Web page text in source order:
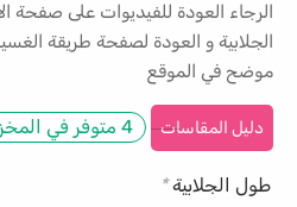
الرجاء العودة للفيديوات على صفحة
الجلابية و العودة لصفحة طريقة
موضح في الموقع
دليل المقاسات 4 متوفر في المخزون
طول الجلابية*